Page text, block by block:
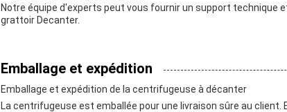
Notre équipe d'experts peut vous fournir un support technique
grattoir Decanter.
Emballage et expédition
Emballage et expédition de la centrifugeuse à décanter
La centrifugeuse est emballée pour une livraison sûre au